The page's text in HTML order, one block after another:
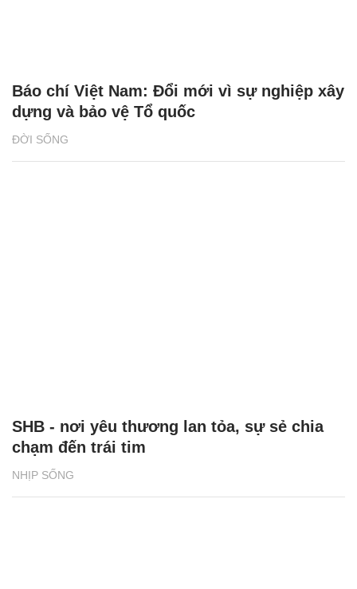
ĐỜI SỐNG
Báo chí Việt Nam: Đổi mới vì sự nghiệp xây
dựng và bảo vệ Tổ quốc
NHỊP SỐNG
SHB - nơi yêu thương lan tỏa, sự sẻ chia
chạm đến trái tim